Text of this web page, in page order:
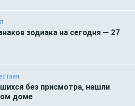
зодиака на сегодня — 27
без присмотра, нашли
доме